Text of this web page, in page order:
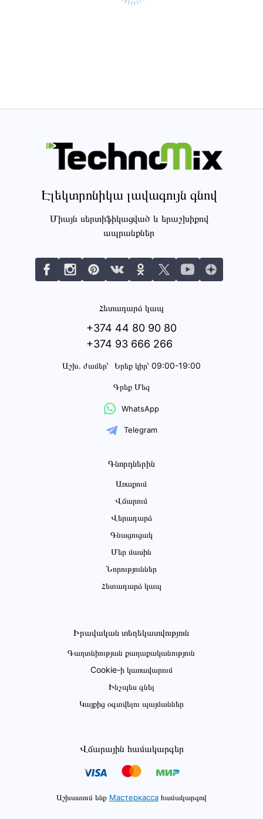
Էլեկտրոնիկա լավագույն գնով
Միայն սերտիֆիկացված և երաշխիքով
ապրանքներ
Հետադարձ կապ
+374 44 80 90 80
+374 93 666 266
Աշխ․ ժամեր՝ Երեք կիր՝ 09:00-19:00
Գրեք Մեզ
WhatsApp
Telegram
Գնորդներին
Առաքում
Վճարում
Վերադարձ
Գնացուցակ
Մեր մասին
Նորություններ
Հետադարձ կապ
Իրավական տեղեկատվություն
Գաղտնիության քաղաքականություն
Cookie-ի կառավարում
Ինչպես գնել
Կայքից օգտվելու պայմաններ
Վճարային համակարգեր
Աշխատում ենք Мастеркасса համակարգով